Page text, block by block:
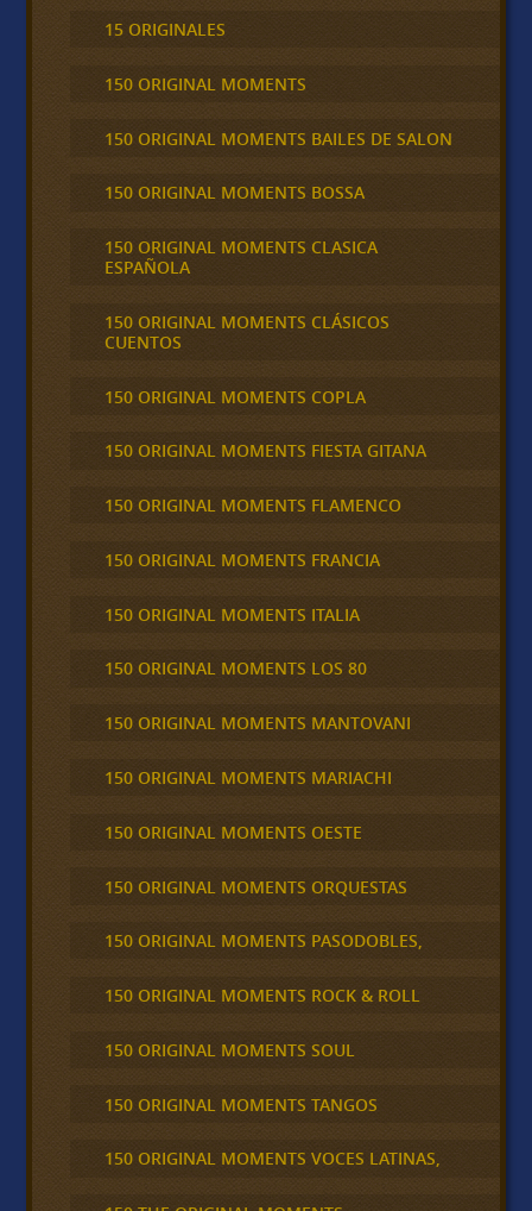
15 ORIGINALES
150 ORIGINAL MOMENTS
150 ORIGINAL MOMENTS BAILES DE SALON
150 ORIGINAL MOMENTS BOSSA
150 ORIGINAL MOMENTS CLASICA
ESPAÑOLA
150 ORIGINAL MOMENTS CLÁSICOS
CUENTOS
150 ORIGINAL MOMENTS COPLA
150 ORIGINAL MOMENTS FIESTA GITANA
150 ORIGINAL MOMENTS FLAMENCO
150 ORIGINAL MOMENTS FRANCIA
150 ORIGINAL MOMENTS ITALIA
150 ORIGINAL MOMENTS LOS 80
150 ORIGINAL MOMENTS MANTOVANI
150 ORIGINAL MOMENTS MARIACHI
150 ORIGINAL MOMENTS OESTE
150 ORIGINAL MOMENTS ORQUESTAS
150 ORIGINAL MOMENTS PASODOBLES,
150 ORIGINAL MOMENTS ROCK & ROLL
150 ORIGINAL MOMENTS SOUL
150 ORIGINAL MOMENTS TANGOS
150 ORIGINAL MOMENTS VOCES LATINAS,